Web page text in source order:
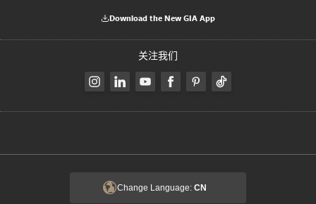
Download the New GIA App
关注我们
Change Language: CN